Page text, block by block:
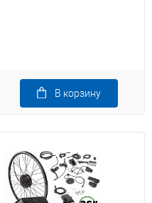
В корзину